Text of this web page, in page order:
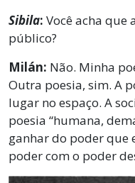
Sibila: Você acha que
público?
Milán: Não. Minha
Outra poesia, sim. A
lugar no espaço. A
poesia “humana,
ganhar do poder que
poder com o poder